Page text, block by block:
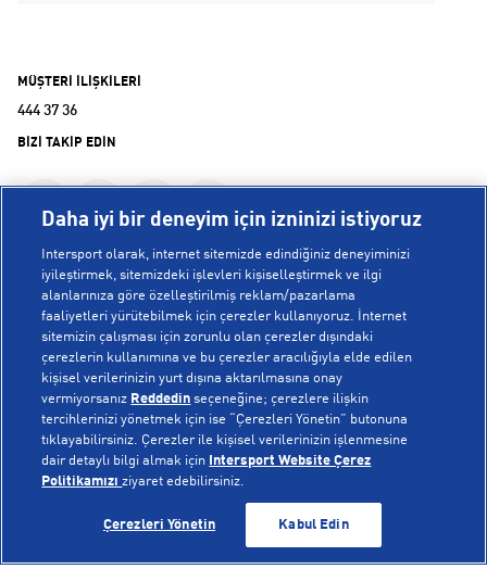
TÜKENDİ
TÜKENDİ
MÜŞTERİ İLİŞKİLERİ
444 37 36
BİZİ TAKİP EDİN
KURUMSAL
Hakkımızda
Mağazalarımız
Bilgi Toplumu Hizmetleri
Gizlilik Politikası
İşlem Rehberi
Kampanyalar
YARDIM
Sipariş Takibi
İptal & İade
Sıkça Sorulan Sorular
Yetkili Servis Listesi
POPÜLER KOLEKSİYONLAR
Voleybol Milli Takım Formaları
New Balance 408
Daha iyi bir deneyim için izninizi istiyoruz
Intersport olarak, internet sitemizde edindiğiniz deneyiminizi
iyileştirmek, sitemizdeki işlevleri kişiselleştirmek ve ilgi
alanlarınıza göre özelleştirilmiş reklam/pazarlama
faaliyetleri yürütebilmek için çerezler kullanıyoruz. İnternet
sitemizin çalışması için zorunlu olan çerezler dışındaki
çerezlerin kullanımına ve bu çerezler aracılığıyla elde edilen
kişisel verilerinizin yurt dışına aktarılmasına onay
vermiyorsanız Reddedin seçeneğine; çerezlere ilişkin
tercihlerinizi yönetmek için ise “Çerezleri Yönetin” butonuna
tıklayabilirsiniz. Çerezler ile kişisel verilerinizin işlenmesine
dair detaylı bilgi almak için
Intersport Website Çerez
Politikamızıziyaret edebilirsiniz.
Çerezleri Yönetin Kabul Edin